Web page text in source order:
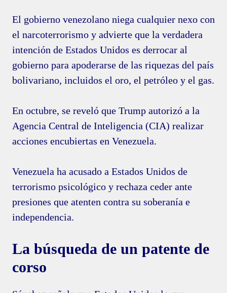
El gobierno venezolano niega cualquier nexo con
el narcoterrorismo y advierte que la verdadera
intención de Estados Unidos es derrocar al
gobierno para apoderarse de las riquezas del país
bolivariano, incluidos el oro, el petróleo y el gas.
En octubre, se reveló que Trump autorizó a la
Agencia Central de Inteligencia (CIA) realizar
acciones encubiertas en Venezuela.
Venezuela ha acusado a Estados Unidos de
terrorismo psicológico y rechaza ceder ante
presiones que atenten contra su soberanía e
independencia.
La búsqueda de un patente de
corso